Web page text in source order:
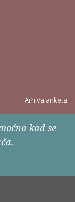
Arhiva anketa
kad se